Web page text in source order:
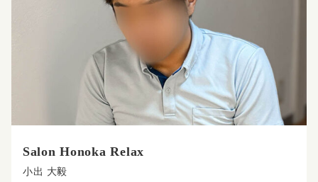
Salon Honoka Relax
小出 大毅